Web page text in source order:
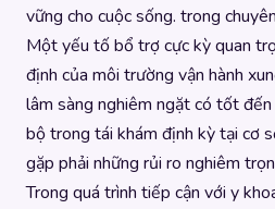
vững cho cuộc sống. trong
Một yếu tố bổ trợ cực kỳ quan
định của môi trường vận hành
lâm sàng nghiêm ngặt có tốt
bộ trong tái khám định kỳ tại cơ
gặp phải những rủi ro nghiêm
Trong quá trình tiếp cận với y